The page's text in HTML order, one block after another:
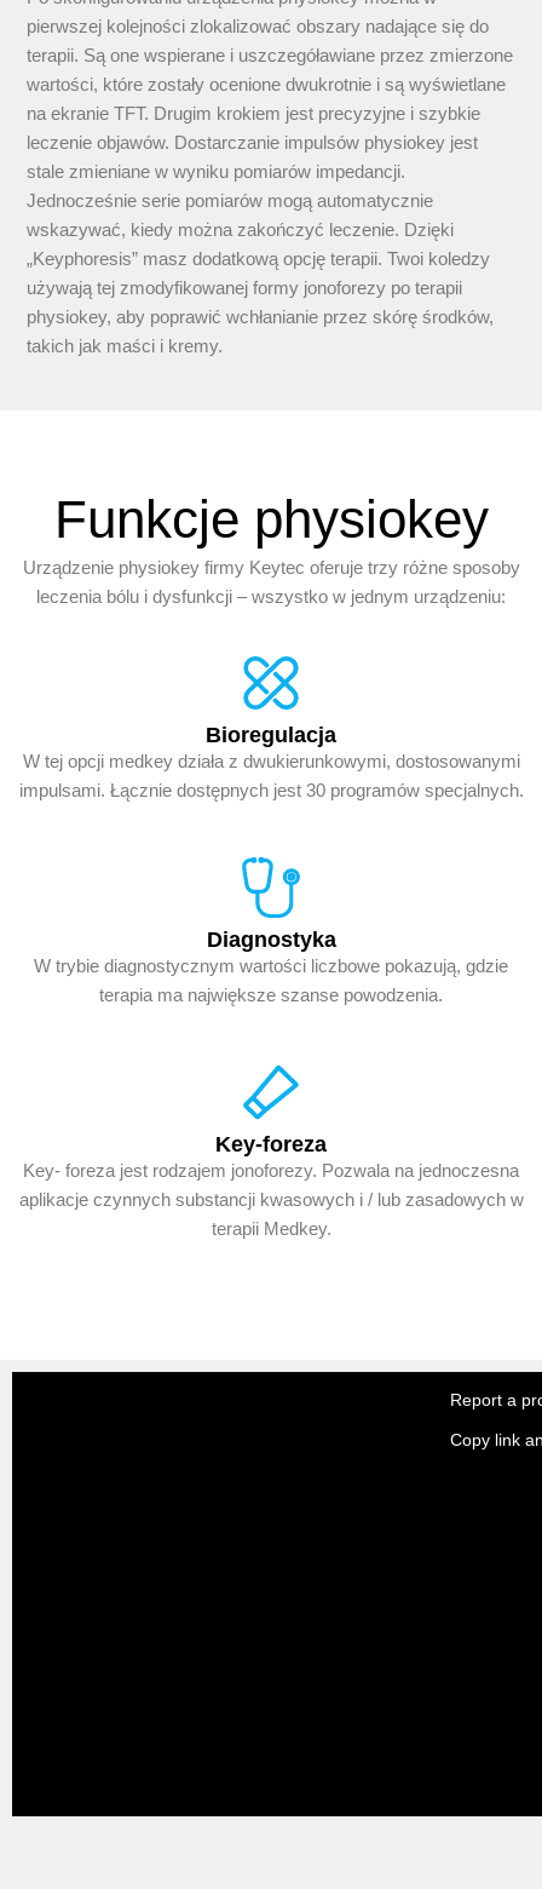
pierwszej kolejności zlokalizować obszary nadające się do
terapii. Są one wspierane i uszczegóławiane przez zmierzone
wartości, które zostały ocenione dwukrotnie i są wyświetlane
na ekranie TFT. Drugim krokiem jest precyzyjne i szybkie
leczenie objawów. Dostarczanie impulsów physiokey jest
stale zmieniane w wyniku pomiarów impedancji.
Jednocześnie serie pomiarów mogą automatycznie
wskazywać, kiedy można zakończyć leczenie. Dzięki
„Keyphoresis” masz dodatkową opcję terapii. Twoi koledzy
używają tej zmodyfikowanej formy jonoforezy po terapii
physiokey, aby poprawić wchłanianie przez skórę środków,
takich jak maści i kremy.
Funkcje physiokey
Urządzenie physiokey firmy Keytec oferuje trzy różne sposoby
leczenia bólu i dysfunkcji – wszystko w jednym urządzeniu:
Bioregulacja
W tej opcji medkey działa z dwukierunkowymi, dostosowanymi
impulsami. Łącznie dostępnych jest 30 programów specjalnych.
Diagnostyka
W trybie diagnostycznym wartości liczbowe pokazują, gdzie
terapia ma największe szanse powodzenia.
Key-foreza
Key- foreza jest rodzajem jonoforezy. Pozwala na jednoczesna
aplikacje czynnych substancji kwasowych i / lub zasadowych w
terapii Medkey.
Report a
Copy link